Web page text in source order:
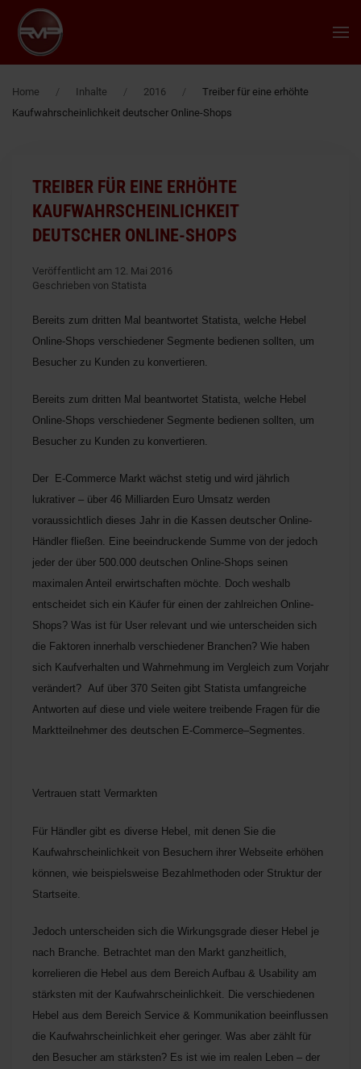
Zum Hauptinhalt springen
Home Inhalte 2016
Treiber für eine erhöhte
Kaufwahrscheinlichkeit deutscher Online-Shops
TREIBER FÜR EINE ERHÖHTE
KAUFWAHRSCHEINLICHKEIT
DEUTSCHER ONLINE-SHOPS
Veröffentlicht am 12. Mai 2016
Geschrieben von Statista
Bereits zum dritten Mal beantwortet Statista, welche Hebel
Online-Shops verschiedener Segmente bedienen sollten, um
Besucher zu Kunden zu konvertieren.
Bereits zum dritten Mal beantwortet Statista, welche Hebel
Online-Shops verschiedener Segmente bedienen sollten, um
Besucher zu Kunden zu konvertieren.
Der E-Commerce Markt wächst stetig und wird jährlich
lukrativer – über 46 Milliarden Euro Umsatz werden
voraussichtlich dieses Jahr in die Kassen deutscher Online-
Händler fließen. Eine beeindruckende Summe von der jedoch
jeder der über 500.000 deutschen Online-Shops seinen
maximalen Anteil erwirtschaften möchte. Doch weshalb
entscheidet sich ein Käufer für einen der zahlreichen Online-
Shops? Was ist für User relevant und wie unterscheiden sich
die Faktoren innerhalb verschiedener Branchen? Wie haben
sich Kaufverhalten und Wahrnehmung im Vergleich zum Vorjahr
verändert? Auf über 370 Seiten gibt Statista umfangreiche
Antworten auf diese und viele weitere treibende Fragen für die
Marktteilnehmer des deutschen E-Commerce–Segmentes.
Vertrauen statt Vermarkten
Für Händler gibt es diverse Hebel, mit denen Sie die
Kaufwahrscheinlichkeit von Besuchern ihrer Webseite erhöhen
können, wie beispielsweise Bezahlmethoden oder Struktur der
Startseite.
Jedoch unterscheiden sich die Wirkungsgrade dieser Hebel je
nach Branche. Betrachtet man den Markt ganzheitlich,
korrelieren die Hebel aus dem Bereich Aufbau & Usability am
stärksten mit der Kaufwahrscheinlichkeit. Die verschiedenen
Hebel aus dem Bereich Service & Kommunikation beeinflussen
die Kaufwahrscheinlichkeit eher geringer. Was aber zählt für
den Besucher am stärksten? Es ist wie im realen Leben – der